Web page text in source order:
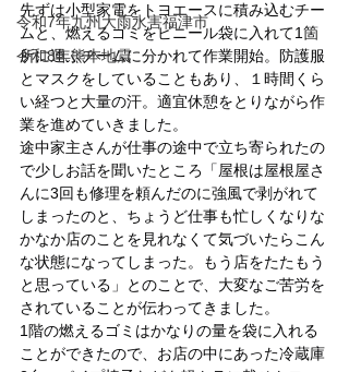
令和7年九州大雨水害福津市
令和8年熊本地震
先ずは小型家電をトヨエースに積み込むチー
ムと、燃えるゴミをビニール袋に入れて1箇
所に運ぶチームに分かれて作業開始。防護服
とマスクをしていることもあり、１時間くら
い経つと大量の汗。適宜休憩をとりながら作
業を進めていきました。
途中家主さんが仕事の途中で立ち寄られたの
で少しお話を聞いたところ「屋根は屋根屋さ
んに3回も修理を頼んだのに強風で剥がれて
しまったのと、ちょうど仕事も忙しくなりな
かなか店のことを見れなくて気づいたらこん
な状態になってしまった。もう店をたたもう
と思っている」とのことで、大変なご苦労を
されていることが伝わってきました。
1階の燃えるゴミはかなりの量を袋に入れる
ことができたので、お店の中にあった冷蔵庫